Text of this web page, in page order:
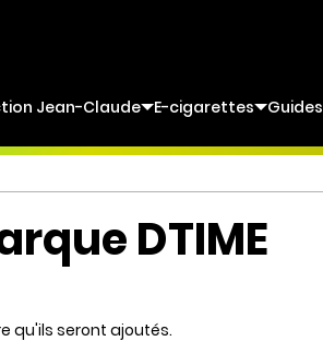
Jean-Claude E-cigarettes Guides
DTIME
qu'ils seront ajoutés.